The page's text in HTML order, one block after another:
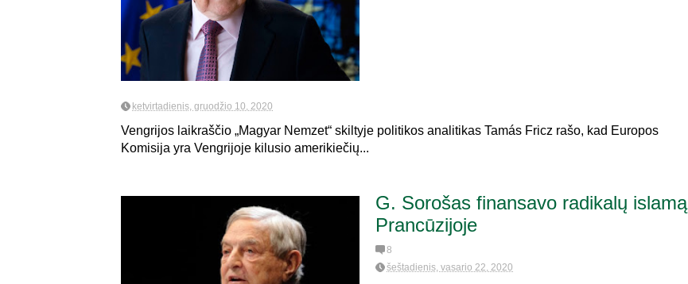
ketvirtadienis, gruodžio 10, 2020
Vengrijos laikraščio „Magyar Nemzet“ skiltyje politikos analitikas Tamás Fricz rašo, kad Europos
Komisija yra Vengrijoje kilusio amerikiečių...
G. Sorošas finansavo radikalų islamą
Prancūzijoje
8
šeštadienis, vasario 22, 2020